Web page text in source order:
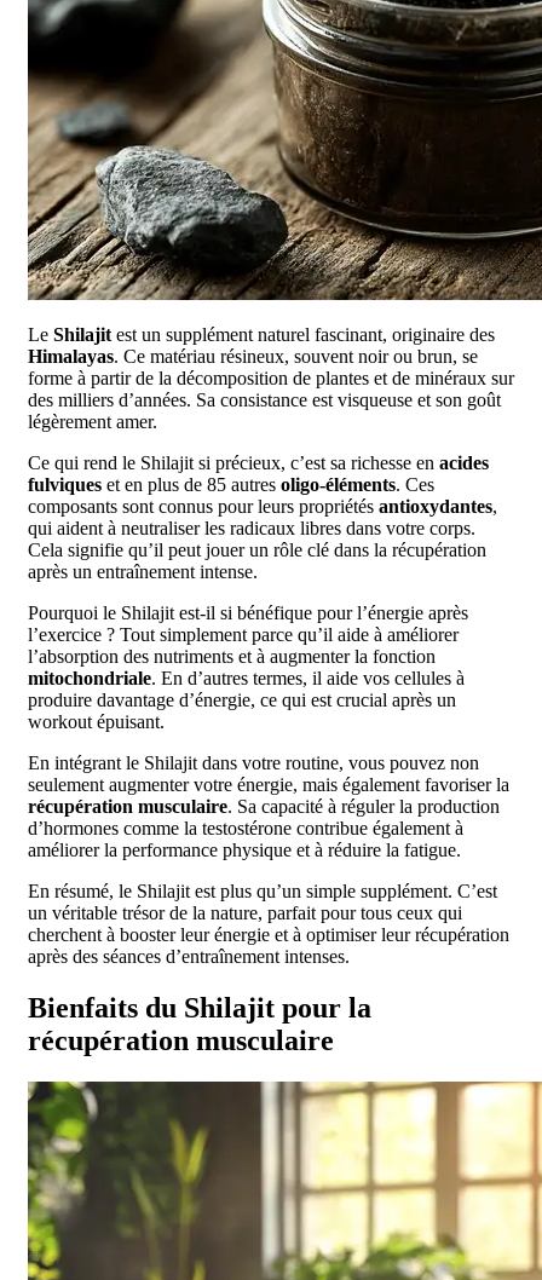
Le Shilajit est un supplément naturel fascinant, originaire des
Himalayas. Ce matériau résineux, souvent noir ou brun, se
forme à partir de la décomposition de plantes et de minéraux sur
des milliers d’années. Sa consistance est visqueuse et son goût
légèrement amer.
Ce qui rend le Shilajit si précieux, c’est sa richesse en acides
fulviques et en plus de 85 autres oligo-éléments. Ces
composants sont connus pour leurs propriétés antioxydantes,
qui aident à neutraliser les radicaux libres dans votre corps.
Cela signifie qu’il peut jouer un rôle clé dans la récupération
après un entraînement intense.
Pourquoi le Shilajit est-il si bénéfique pour l’énergie après
l’exercice ? Tout simplement parce qu’il aide à améliorer
l’absorption des nutriments et à augmenter la fonction
mitochondriale. En d’autres termes, il aide vos cellules à
produire davantage d’énergie, ce qui est crucial après un
workout épuisant.
En intégrant le Shilajit dans votre routine, vous pouvez non
seulement augmenter votre énergie, mais également favoriser la
récupération musculaire. Sa capacité à réguler la production
d’hormones comme la testostérone contribue également à
améliorer la performance physique et à réduire la fatigue.
En résumé, le Shilajit est plus qu’un simple supplément. C’est
un véritable trésor de la nature, parfait pour tous ceux qui
cherchent à booster leur énergie et à optimiser leur récupération
après des séances d’entraînement intenses.
Bienfaits du Shilajit pour la
récupération musculaire